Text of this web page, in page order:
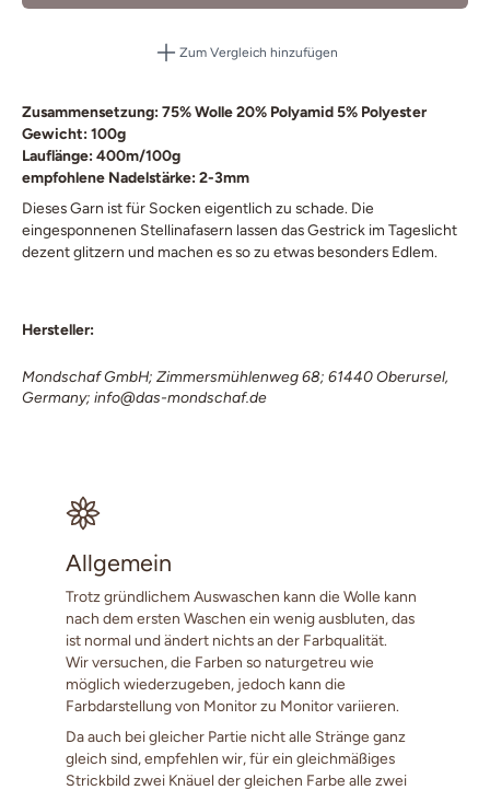
Zum Vergleich hinzufügen
Zusammensetzung: 75% Wolle 20% Polyamid 5% Polyester
Gewicht: 100g
Lauflänge: 400m/100g
empfohlene Nadelstärke: 2-3mm
Dieses Garn ist für Socken eigentlich zu schade. Die
eingesponnenen Stellinafasern lassen das Gestrick im Tageslicht
dezent glitzern und machen es so zu etwas besonders Edlem.
Hersteller:
Mondschaf GmbH; Zimmersmühlenweg 68; 61440 Oberursel,
Germany; info@das-mondschaf.de
Allgemein
Trotz gründlichem Auswaschen kann die Wolle kann
nach dem ersten Waschen ein wenig ausbluten, das
ist normal und ändert nichts an der Farbqualität.
Wir versuchen, die Farben so naturgetreu wie
möglich wiederzugeben, jedoch kann die
Farbdarstellung von Monitor zu Monitor variieren.
Da auch bei gleicher Partie nicht alle Stränge ganz
gleich sind, empfehlen wir, für ein gleichmäßiges
Strickbild zwei Knäuel der gleichen Farbe alle zwei